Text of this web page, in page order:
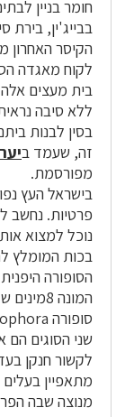
חומר בניין
בבייג'ין, בירת
הקיסר האחרון
לקוח מאגדה
בית מעצים
ללא סיבה
בסין לבנות
זה, שעמד ביער
מפורסמת.
בישראל העץ
פרטיות. נחשב
נוכל למצוא
בכות המומלץ
המונה 8מינים של עצים קטנים ו
שני הסוגים הם
לקשור חנקן
מנוצה שבה